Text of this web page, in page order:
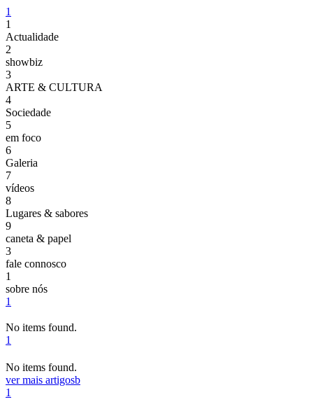
1
1
Actualidade
2
showbiz
3
ARTE & CULTURA
4
Sociedade
5
em foco
6
Galeria
7
vídeos
8
Lugares & sabores
9
caneta & papel
3
fale connosco
1
sobre nós
1
No items found.
1
No items found.
ver mais artigosb
1